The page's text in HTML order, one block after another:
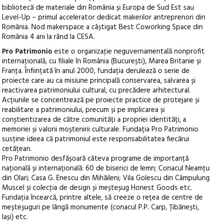
bibliotecă de materiale din România și Europa de Sud Est sau
Level-Up – primul accelerator dedicat makerilor antreprenori din
România. Nod makerspace a câștigat Best Coworking Space din
România 4 ani la rând la CESA.
Pro Patrimonio este o organizaţie neguvernamentală nonprofit
internaţională, cu filiale în România (București), Marea Britanie și
Franţa. Înființată în anul 2000, fundația derulează o serie de
proiecte care au ca misiune principală conservarea, salvarea și
reactivarea patrimoniului cultural, cu precădere arhitectural.
Acțiunile se concentrează pe proiecte practice de protejare și
reabilitare a patrimoniului, precum și pe implicarea și
conștientizarea de către comunități a propriei identități, a
memoriei și valorii moștenirii culturale. Fundația Pro Patrimonio
susține ideea că patrimoniul este responsabilitatea fiecărui
cetățean.
Pro Patrimonio desfășoară câteva programe de importanță
națională și internațională: 60 de biserici de lemn; Conacul Neamţu
din Olari; Casa G. Enescu din Mihăileni; Vila Golescu din Câmpulung
Muscel și colecţia de design și meșteșug Honest Goods etc.
Fundația încearcă, printre altele, să creeze o rețea de centre de
meșteșuguri pe lângă monumente (conacul P.P. Carp, Țibănești,
Iași) etc.